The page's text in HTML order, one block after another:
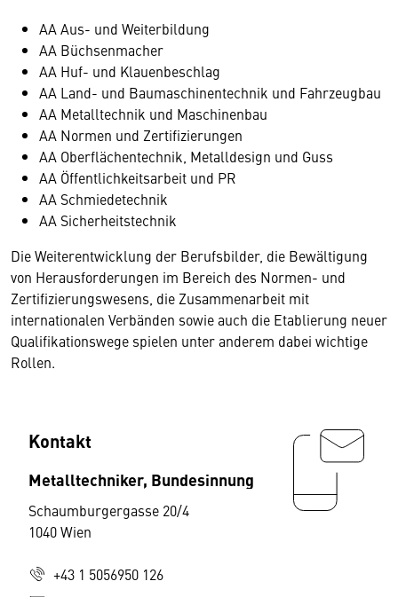
AA Aus- und Weiterbildung
AA Büchsenmacher
AA Huf- und Klauenbeschlag
AA Land- und Baumaschinentechnik und Fahrzeugbau
AA Metalltechnik und Maschinenbau
AA Normen und Zertifizierungen
AA Oberflächentechnik, Metalldesign und Guss
AA Öffentlichkeitsarbeit und PR
AA Schmiedetechnik
AA Sicherheitstechnik
Die Weiterentwicklung der Berufsbilder, die Bewältigung
von Herausforderungen im Bereich des Normen- und
Zertifizierungswesens, die Zusammenarbeit mit
internationalen Verbänden sowie auch die Etablierung neuer
Qualifikationswege spielen unter anderem dabei wichtige
Rollen.
Kontakt
Metalltechniker, Bundesinnung
Schaumburgergasse 20/4
1040 Wien
+43 1 5056950 126